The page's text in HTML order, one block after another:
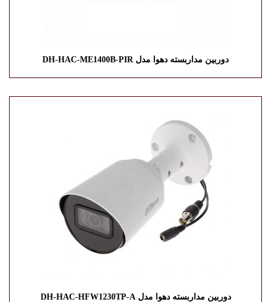
دوربین مداربسته دهوا مدل DH-HAC-ME1400B-PIR
دوربین مداربسته دهوا مدل DH-HAC-HFW1230TP-A